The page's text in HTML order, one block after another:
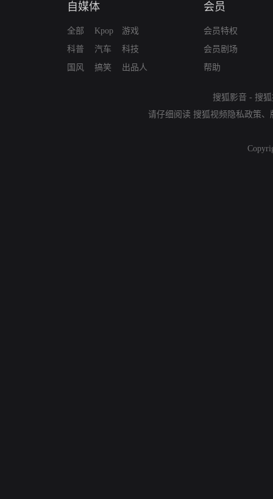
自媒体
全部
科普
国风
Kpop
汽车
搞笑
游戏
科技
出品人
会员
会员特权
会员剧场
帮助
搜狐影音 - 搜
请仔细阅读 搜狐视频隐私政策、